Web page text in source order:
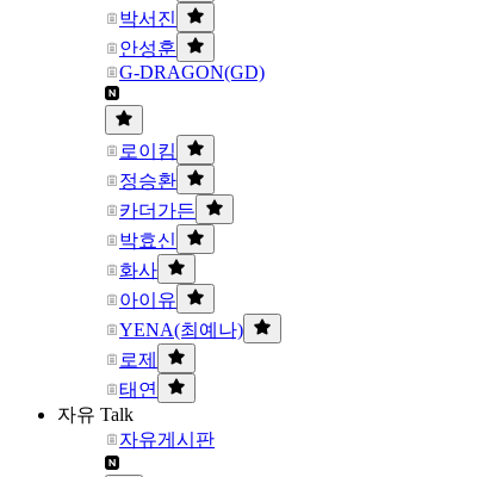
박서진
안성훈
G-DRAGON(GD)
로이킴
정승환
카더가든
박효신
화사
아이유
YENA(최예나)
로제
태연
자유 Talk
자유게시판